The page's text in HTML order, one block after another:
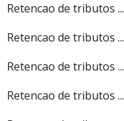
Retencao de tributos ...
Retencao de tributos ...
Retencao de tributos ...
Retencao de tributos ...